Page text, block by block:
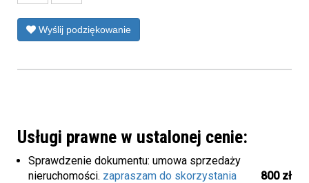
Wyślij podziękowanie
Usługi prawne w ustalonej cenie:
Sprawdzenie dokumentu: umowa sprzedaży
nieruchomości.
800 zł
zapraszam do skorzystania